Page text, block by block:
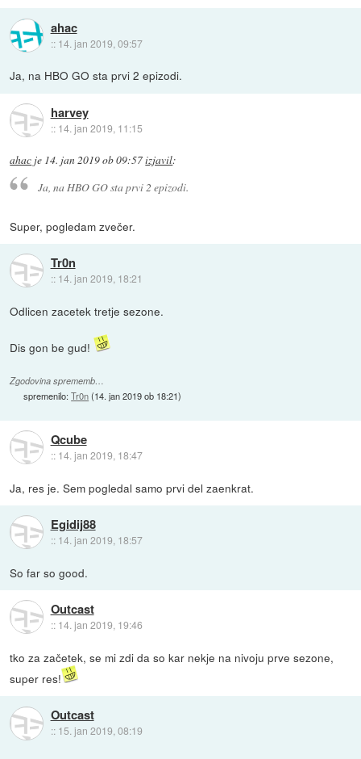
ahac
:: 14. jan 2019, 09:57
Ja, na HBO GO sta prvi 2 epizodi.
harvey
:: 14. jan 2019, 11:15
ahac je 14. jan 2019 ob 09:57izjavil:
Ja, na HBO GO sta prvi 2 epizodi.
Super, pogledam zvečer.
Tr0n
:: 14. jan 2019, 18:21
Odlicen zacetek tretje sezone.
Dis gon be gud!
Zgodovina sprememb…
spremenilo:Tr0n(14. jan 2019 ob 18:21)
Qcube
:: 14. jan 2019, 18:47
Ja, res je. Sem pogledal samo prvi del zaenkrat.
Egidij88
:: 14. jan 2019, 18:57
So far so good.
Outcast
:: 14. jan 2019, 19:46
tko za začetek, se mi zdi da so kar nekje na nivoju prve sezone,
super res!
Outcast
:: 15. jan 2019, 08:19